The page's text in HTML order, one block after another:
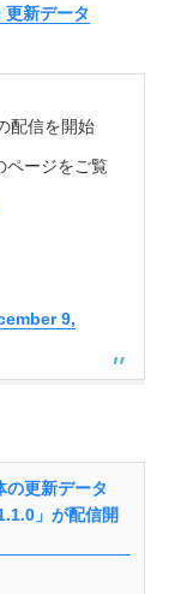
新データ
配信を開始
ページをご覧
9,
更新データ
」が配信開